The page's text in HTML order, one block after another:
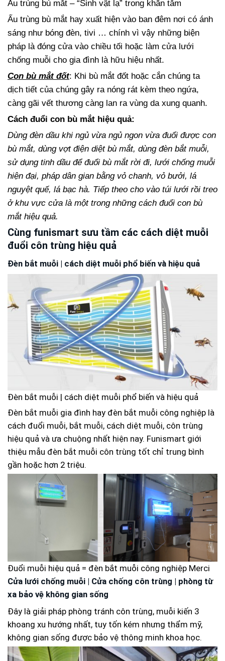
Ấu trùng bù mắt – “Sinh vật lạ” trong khăn tắm
Ấu trùng bù mắt hay xuất hiện vào ban đêm nơi có ánh
sáng như bóng đèn, tivi … chính vì vậy những biện
pháp là đóng cửa vào chiều tối hoặc làm cửa lưới
chống muỗi cho gia đình là hữu hiệu nhất.
Con bù mắt đốt: Khi bù mắt đốt hoặc cắn chúng ta
dịch tiết của chúng gây ra nóng rát kèm theo ngứa,
càng gãi vết thương càng lan ra vùng da xung quanh.
Cách đuổi con bù mắt hiệu quả:
Dùng đèn dầu khi ngủ vừa ngủ ngon vừa đuổi được con
bù mắt, dùng vợt điện diệt bù mắt, dùng đèn bắt muỗi,
sử dụng tinh dầu để đuổi bù mắt rời đi, lưới chống muỗi
hiện đại, pháp dân gian bằng vỏ chanh, vỏ bưởi, lá
nguyệt quế, lá bạc hà. Tiếp theo cho vào túi lưới rồi treo
ở khu vực cửa là một trong những cách đuổi con bù
mắt hiệu quả.
Cùng funismart sưu tầm các cách diệt muỗi
đuổi côn trùng hiệu quả
Đèn bắt muỗi | cách diệt muỗi phổ biến và hiệu quả
Đèn bắt muỗi | cách diệt muỗi phổ biến và hiệu quả
Đèn bắt muỗi gia đình hay đèn bắt muỗi công nghiệp là
cách đuổi muỗi, bắt muỗi, cách diệt muỗi, côn trùng
hiệu quả và ưa chuộng nhất hiện nay. Funismart giới
thiệu mẫu đèn bắt muỗi côn trùng tốt chỉ trung bình
gần hoặc hơn 2 triệu.
Đuổi muỗi hiệu quả = đèn bắt muỗi công nghiệp Merci
Cửa lưới chống muỗi | Cửa chống côn trùng | phòng từ
xa bảo vệ không gian sống
Đây là giải pháp phòng tránh côn trùng, muỗi kiến 3
khoang xu hướng nhất, tuy tốn kém nhưng thẩm mỹ,
không gian sống được bảo vệ thông minh khoa học.